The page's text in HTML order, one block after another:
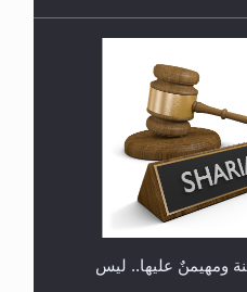
(الرموش الاصطناعية)
حاجبا للوضوء وهل
ومهيمنٌ عليها.. ليس